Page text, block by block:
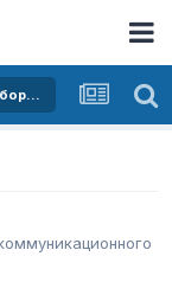
Покупка и продажа телекоммуникационного оборудования